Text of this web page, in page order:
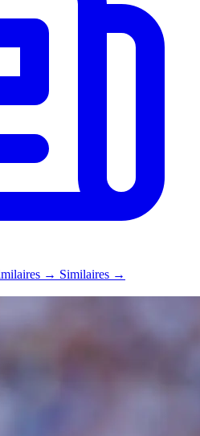
→ Similaires →